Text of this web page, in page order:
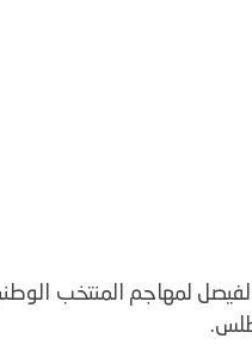
لمهاجم المنتخب